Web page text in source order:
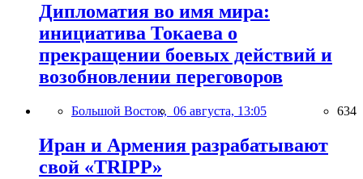
Дипломатия во имя мира:
инициатива Токаева о
прекращении боевых действий и
возобновлении переговоров
Большой Восток, 06 августа, 13:05 634
Иран и Армения разрабатывают
свой «TRIPP»